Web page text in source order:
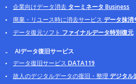
企業向けデータ消去 ターミネータ Business
廃棄・リユース時に消去サービス データ抹消
データ復元ソフト ファイナルデータ特別復元
AIデータ復旧サービス
データ復旧サービス DATA119
故人のデジタルデータの復旧・整理デジタル